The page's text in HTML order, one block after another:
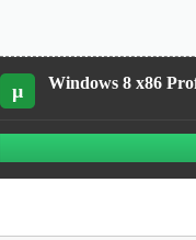
µ Windows 8 x86